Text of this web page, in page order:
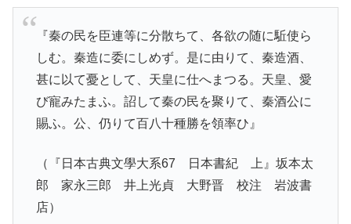
『秦の民を臣連等に分散ちて、各欲の随に駈使ら
しむ。秦造に委にしめず。是に由りて、秦造酒、
甚に以て憂として、天皇に仕へまつる。天皇、愛
び寵みたまふ。詔して秦の民を聚りて、秦酒公に
賜ふ。公、仍りて百八十種勝を領率ひ』
（『日本古典文學大系67 日本書紀 上』坂本太
郎 家永三郎 井上光貞 大野晋 校注 岩波書
店）